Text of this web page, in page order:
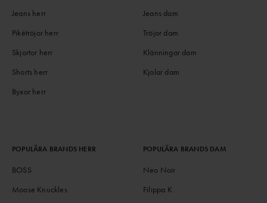
Jeans herr
Pikétröjor herr
Skjortor herr
Shorts herr
Byxor herr
Jeans dam
Tröjor dam
Klänningar dam
Kjolar dam
POPULÄRA BRANDS HERR
BOSS
Moose Knuckles
POPULÄRA BRANDS DAM
Neo Noir
Filippa K